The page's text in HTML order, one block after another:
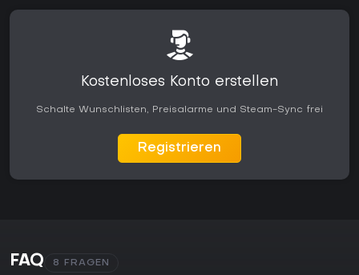
Kostenloses Konto erstellen
Schalte Wunschlisten, Preisalarme und Steam-Sync frei
Registrieren
FAQ 8 FRAGEN